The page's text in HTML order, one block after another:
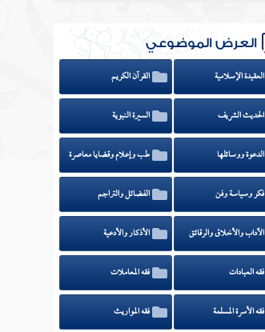
العرض الموضوعي
العقيدة الإسلامية القرآن الكريم
الحديث الشريف السيرة النبوية
الدعوة ووسائلها طب وإعلام وقضايا معاصرة
فكر وسياسة وفن الفضائل والتراجم
الآداب والأخلاق والرقائق الأذكار والأدعية
فقه العبادات فقه المعاملات
فقه الأسرة المسلمة فقه المواريث